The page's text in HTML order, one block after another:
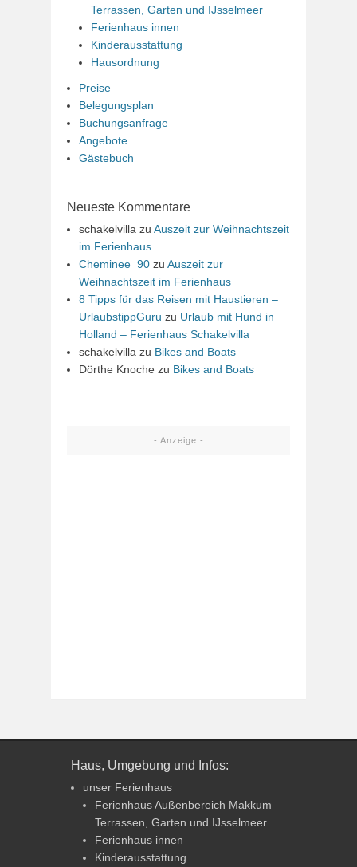
Terrassen, Garten und IJsselmeer
Ferienhaus innen
Kinderausstattung
Hausordnung
Preise
Belegungsplan
Buchungsanfrage
Angebote
Gästebuch
Neueste Kommentare
schakelvilla zu Auszeit zur Weihnachtszeit
im Ferienhaus
Cheminee_90 zu Auszeit zur
Weihnachtszeit im Ferienhaus
8 Tipps für das Reisen mit Haustieren –
UrlaubstippGuru zu Urlaub mit Hund in
Holland – Ferienhaus Schakelvilla
schakelvilla zu Bikes and Boats
Dörthe Knoche zu Bikes and Boats
- Anzeige -
Haus, Umgebung und Infos:
unser Ferienhaus
Ferienhaus Außenbereich Makkum –
Terrassen, Garten und IJsselmeer
Ferienhaus innen
Kinderausstattung